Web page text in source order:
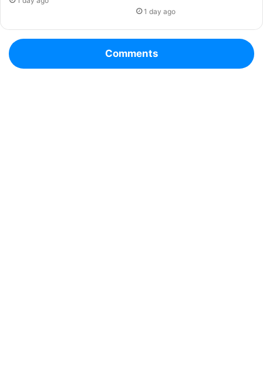
1 day ago
Comments